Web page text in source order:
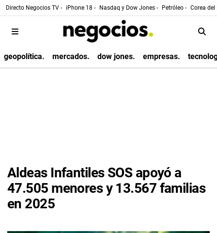
Directo Negocios TV - iPhone 18 - Nasdaq y Dow Jones - Petróleo - Corea
geopolítica. mercados. dow jones. empresas.
Aldeas Infantiles SOS apoyó a
47.505 menores y 13.567 familias
en 2025